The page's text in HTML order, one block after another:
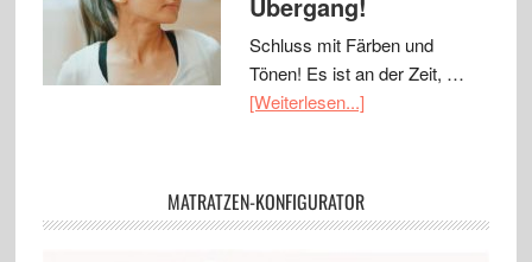
Schluss mit Färben und
Tönen! Es ist an der Zeit, …
[Weiterlesen...]
MATRATZEN-KONFIGURATOR